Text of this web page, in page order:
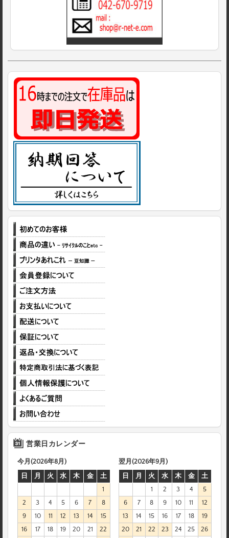
営業日カレンダー
今月(2026年8月)
日
月 火 水 木 金
土
1
2
3 4 5 6 7
8
9
10 11 12 13 14
15
16
17 18 19 20 21
22
翌月(2026年9月)
日
月 火 水 木 金
土
1
2 3 4
5
6
7 8 9 10 11
12
13
14 15 16 17 18
19
20
21 22 23 24 25
26